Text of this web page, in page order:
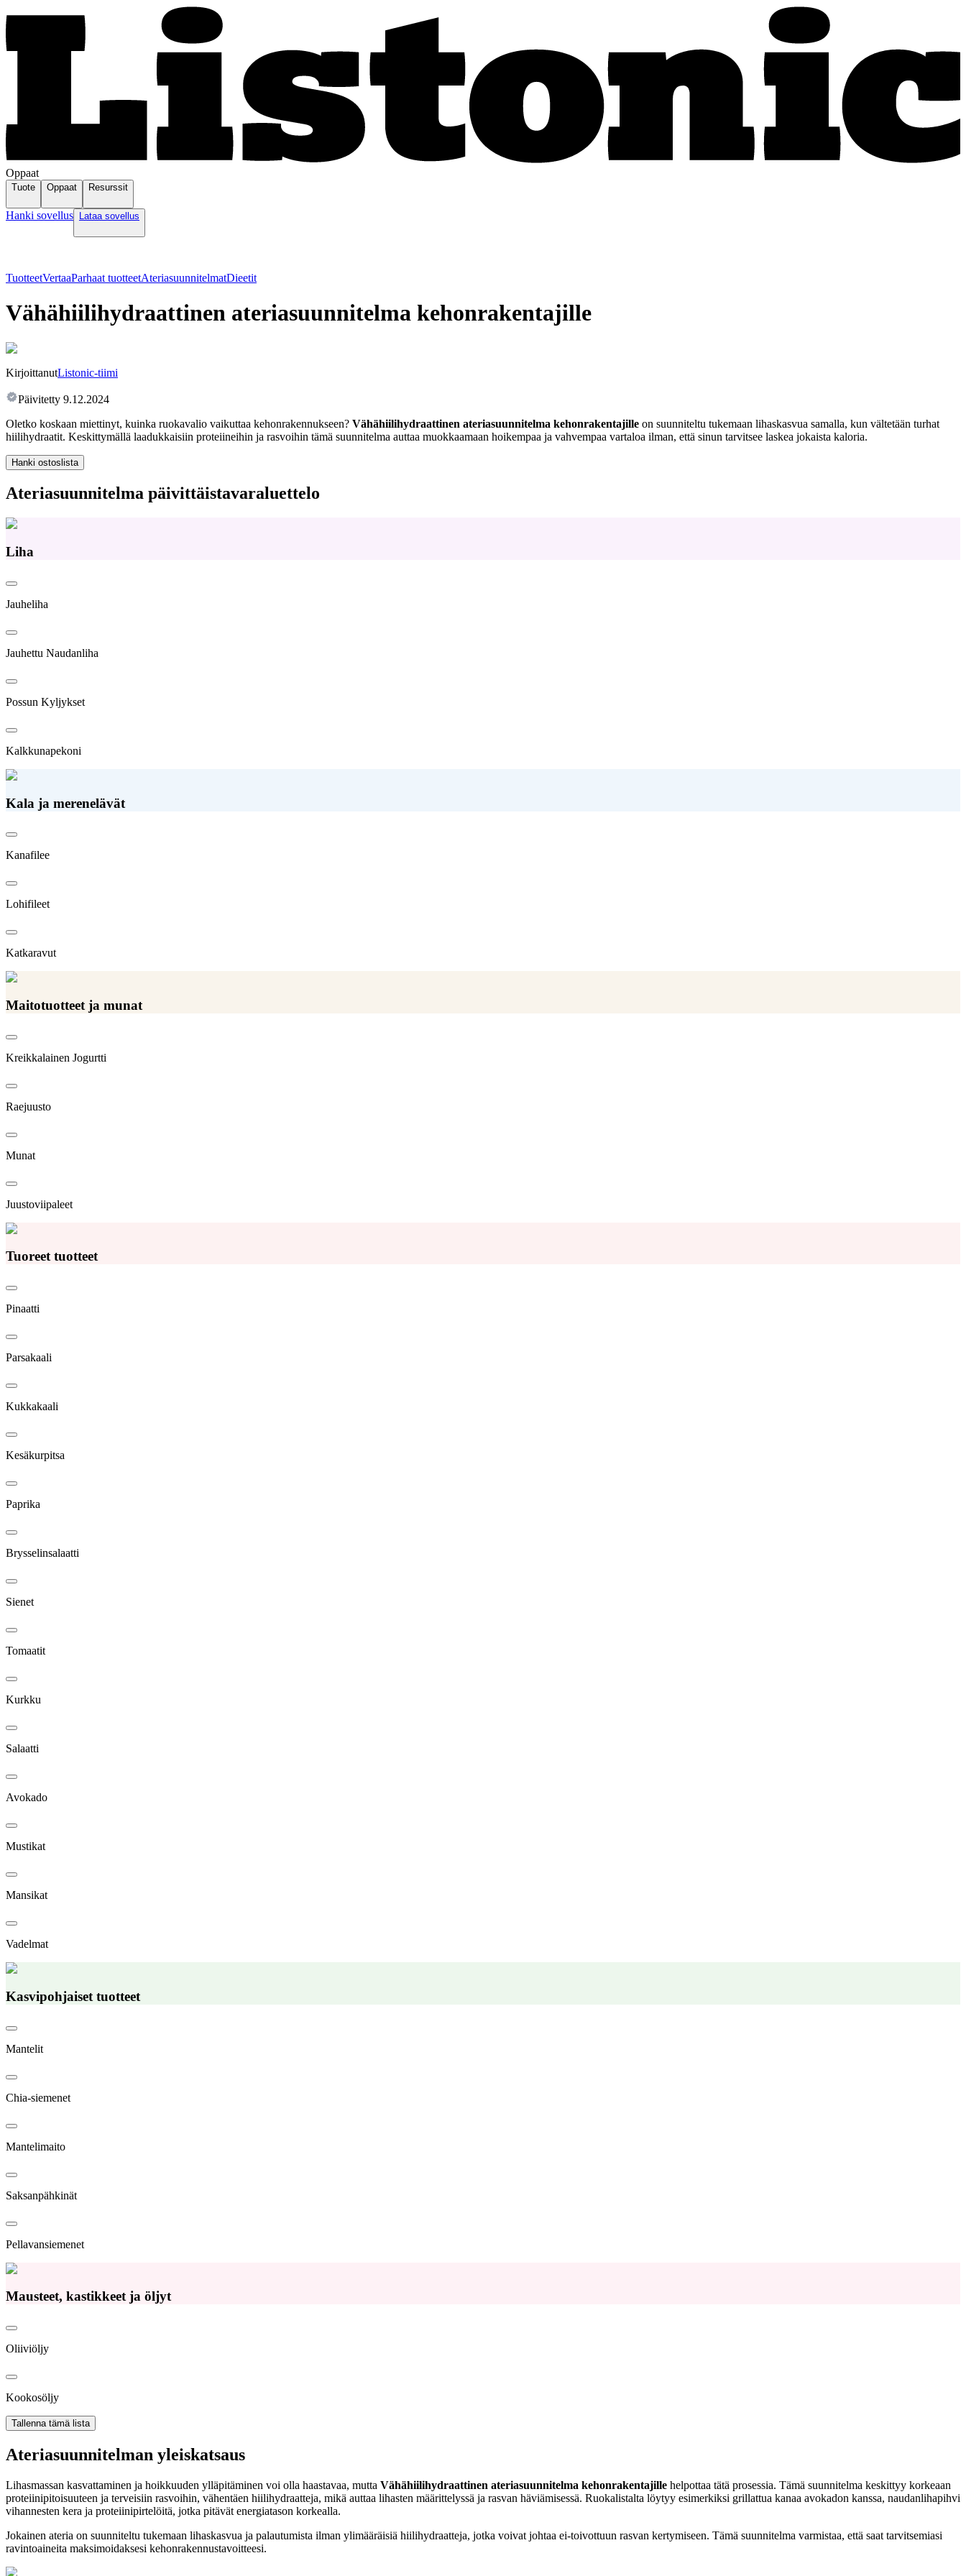
Oppaat
Tuote Oppaat Resurssit
Hanki sovellus Lataa sovellus
TuotteetVertaaParhaat tuotteetAteriasuunnitelmatDieetit
Vähähiilihydraattinen ateriasuunnitelma kehonrakentajille
KirjoittanutListonic-tiimi
Päivitetty 9.12.2024
Oletko koskaan miettinyt, kuinka ruokavalio vaikuttaa kehonrakennukseen? Vähähiilihydraattinen ateriasuunnitelma kehonrakentajille on suunniteltu tukemaan lihaskasvua samalla, kun vältetään turhat
hiilihydraatit. Keskittymällä laadukkaisiin proteiineihin ja rasvoihin tämä suunnitelma auttaa muokkaamaan hoikempaa ja vahvempaa vartaloa ilman, että sinun tarvitsee laskea jokaista kaloria.
Hanki ostoslista
Ateriasuunnitelma päivittäistavaraluettelo
Liha
Jauheliha
Jauhettu Naudanliha
Possun Kyljykset
Kalkkunapekoni
Kala ja merenelävät
Kanafilee
Lohifileet
Katkaravut
Maitotuotteet ja munat
Kreikkalainen Jogurtti
Raejuusto
Munat
Juustoviipaleet
Tuoreet tuotteet
Pinaatti
Parsakaali
Kukkakaali
Kesäkurpitsa
Paprika
Brysselinsalaatti
Sienet
Tomaatit
Kurkku
Salaatti
Avokado
Mustikat
Mansikat
Vadelmat
Kasvipohjaiset tuotteet
Mantelit
Chia-siemenet
Mantelimaito
Saksanpähkinät
Pellavansiemenet
Mausteet, kastikkeet ja öljyt
Oliiviöljy
Kookosöljy
Tallenna tämä lista
Ateriasuunnitelman yleiskatsaus
Lihasmassan kasvattaminen ja hoikkuuden ylläpitäminen voi olla haastavaa, mutta Vähähiilihydraattinen ateriasuunnitelma kehonrakentajille helpottaa tätä prosessia. Tämä suunnitelma keskittyy korkeaan
proteiinipitoisuuteen ja terveisiin rasvoihin, vähentäen hiilihydraatteja, mikä auttaa lihasten määrittelyssä ja rasvan häviämisessä. Ruokalistalta löytyy esimerkiksi grillattua kanaa avokadon kanssa, naudanlihapihvi
vihannesten kera ja proteiinipirtelöitä, jotka pitävät energiatason korkealla.
Jokainen ateria on suunniteltu tukemaan lihaskasvua ja palautumista ilman ylimääräisiä hiilihydraatteja, jotka voivat johtaa ei-toivottuun rasvan kertymiseen. Tämä suunnitelma varmistaa, että saat tarvitsemiasi
ravintoaineita maksimoidaksesi kehonrakennustavoitteesi.